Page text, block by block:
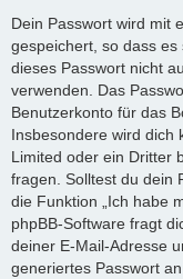
Dein Passwort wird mit
gespeichert, so dass es
dieses Passwort nicht
verwenden. Das
Benutzerkonto für das
Insbesondere wird dich
Limited oder ein Dritter
fragen. Solltest du dein
die Funktion „Ich habe
phpBB-Software fragt
deiner E-Mail-Adresse
generiertes Passwort